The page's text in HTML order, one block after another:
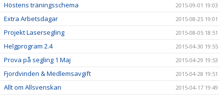
Höstens träningsschema 2015-09-01 19:03
Extra Arbetsdagar 2015-08-25 19:01
Projekt Lasersegling 2015-08-05 18:51
Helgprogram 2.4 2015-04-30 19:55
Prova på segling 1 Maj 2015-04-29 19:53
Fjordvinden & Medlemsavgift 2015-04-28 19:51
Allt om Allsvenskan 2015-04-17 19:49